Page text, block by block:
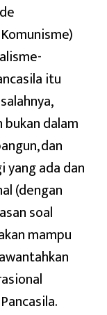
itu
dalam
dan
ada dan
(dengan
soal
mampu